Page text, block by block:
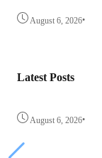
August 6, 2026•
Latest Posts
August 6, 2026•